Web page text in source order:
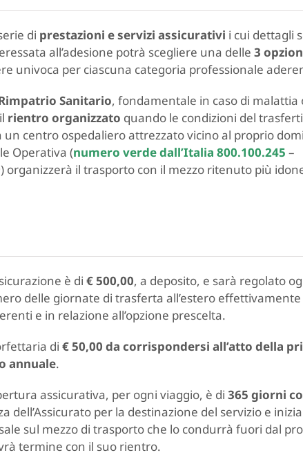
di prestazioni e servizi assicurativi i cui dettagli
all’adesione potrà scegliere una delle 3
univoca per ciascuna categoria professionale
Sanitario, fondamentale in caso di
rientro organizzato quando le condizioni del
centro ospedaliero attrezzato vicino al proprio
Operativa (numero verde dall’Italia 800.100.245 –
) organizzerà il trasporto con il mezzo ritenuto più
è di € 500,00, a deposito, e sarà regolato
delle giornate di trasferta all’estero
e in relazione all’opzione prescelta.
di € 50,00 da corrispondersi all’atto della
annuale.
assicurativa, per ogni viaggio, è di 365 giorni
dell’Assicurato per la destinazione del servizio e
sul mezzo di trasporto che lo condurrà fuori dal
termine con il suo rientro.